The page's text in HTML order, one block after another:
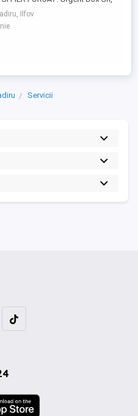
o gama variata de modele de
de gard cu un finisaj si
Stalpii si placile sunt
Ilfov
Servicii